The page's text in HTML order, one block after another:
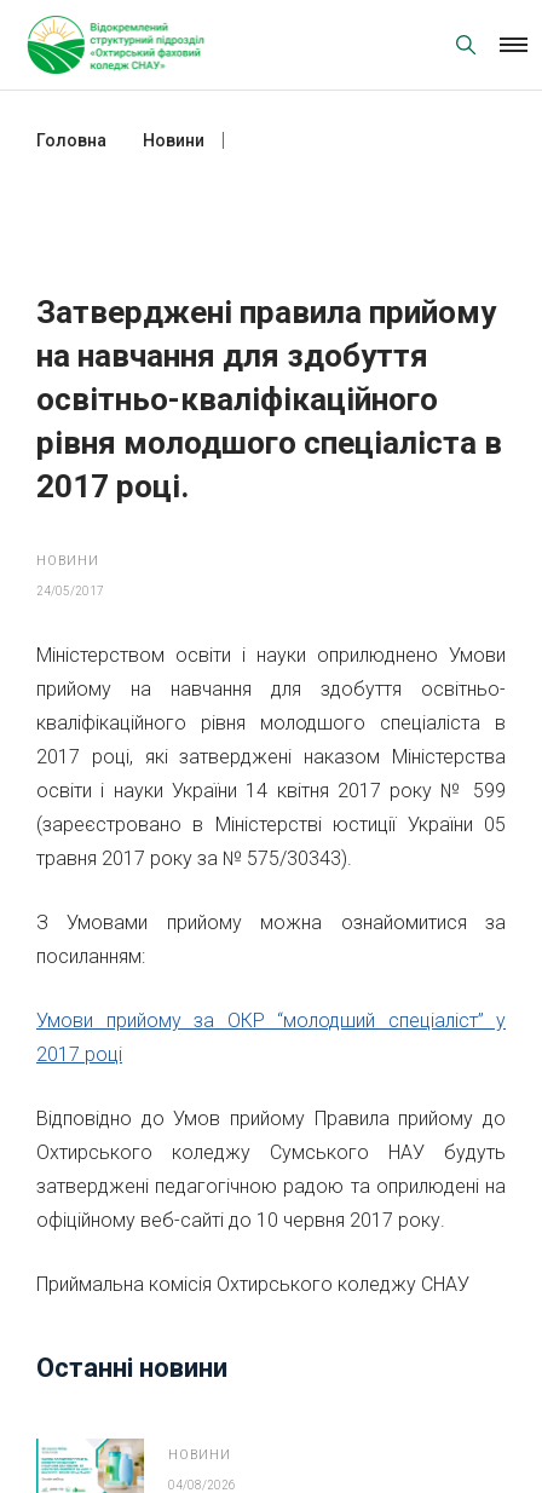
content
Головна Новини
Затверджені правила прийому
на навчання для здобуття
освітньо-кваліфікаційного
рівня молодшого спеціаліста в
2017 році.
НОВИНИ
24/05/2017
Міністерством освіти і науки оприлюднено Умови
прийому на навчання для здобуття освітньо-
кваліфікаційного рівня молодшого спеціаліста в
2017 році, які затверджені наказом Міністерства
освіти і науки України 14 квітня 2017 року № 599
(зареєстровано в Міністерстві юстиції України 05
травня 2017 року за № 575/30343).
З Умовами прийому можна ознайомитися за
посиланням:
Умови прийому за ОКР “молодший спеціаліст” у
2017 році
Відповідно до Умов прийому Правила прийому до
Охтирського коледжу Сумського НАУ будуть
затверджені педагогічною радою та оприлюдені на
офіційному веб-сайті до 10 червня 2017 року.
Приймальна комісія Охтирського коледжу СНАУ
Останні новини
НОВИНИ
04/08/2026